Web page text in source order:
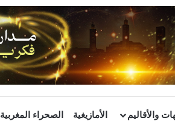
والأقاليم الأمازيغية الصحراء المغربية